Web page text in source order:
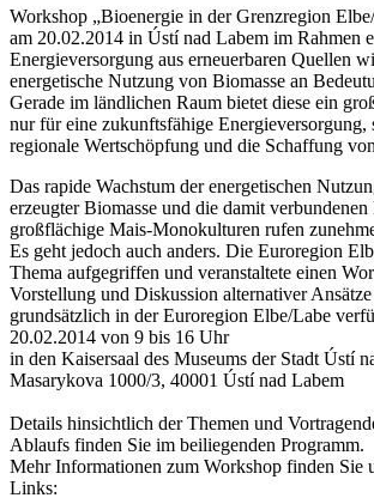
Workshop „Bioenergie in der Grenzregion
am 20.02.2014 in Ústí nad Labem im Rahmen
Energieversorgung aus erneuerbaren Quellen
energetische Nutzung von Biomasse an
Gerade im ländlichen Raum bietet diese ein
nur für eine zukunftsfähige Energieversorgung,
regionale Wertschöpfung und die Schaffung
Das rapide Wachstum der energetischen
erzeugter Biomasse und die damit
großflächige Mais-Monokulturen rufen
Es geht jedoch auch anders. Die Euroregion
Thema aufgegriffen und veranstaltete einen
Vorstellung und Diskussion alternativer
grundsätzlich in der Euroregion Elbe/Labe
20.02.2014 von 9 bis 16 Uhr
in den Kaisersaal des Museums der Stadt Ústí
Masarykova 1000/3, 40001 Ústí nad Labem
Details hinsichtlich der Themen und
Ablaufs finden Sie im beiliegenden Programm.
Mehr Informationen zum Workshop finden Sie
Links: